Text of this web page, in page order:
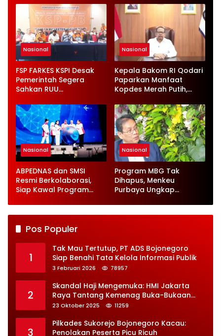
Nasional
FSP FARKES KSPI Desak
Pemerintah Segera
Sahkan RUU
Nasional
Kepala Bakom RI Qodari
Paparkan Manfaat
Kopdes Merah Putih,
Kerja
Nasional
ABPEDNAS dan SMSI
Resmi Berkolaborasi,
Siap Kawal Program
Nasional
Program MBG Tak
Dihapus, Menkeu
Purbaya Ungkap
besaran
Pos Populer
1
Tak Mau Tertutup, PT ADS Bojonegoro
Siap Benahi Tata Kelola Informasi Publik
3 Februari 2026 78957
2
Skandal Haji Mengemuka: HMI Jakarta
Raya Tantang Kemenag Buka-Bukaan
Soal Kontrak Syarekah Bermasalah
23 Oktober 2025 11259
3
Pilkades Sukorejo Bojonegoro Kacau:
Penolakan Peserta Picu Ricuh